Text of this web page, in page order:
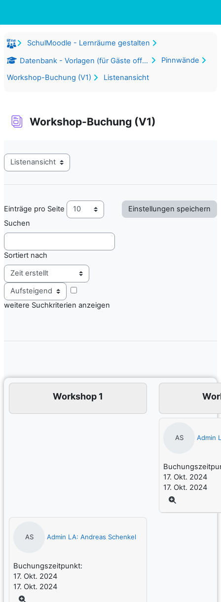
SchulMoodle - Lernräume gestalten
Datenbank - Vorlagen (für Gäste offen)
Pinnwände
Workshop-Buchung (V1)
Listenansicht
Workshop-Buchung (V1)
Modus Tertiärnavigation anzeigen
Einträge pro Seite
Suchen
Sortiert nach
weitere Suchkriterien anzeigen
Workshop 1
AS Admin
17. Okt. 2024
17. Okt. 2024
AS Admin LA: Andreas Schenkel
Buchungszeitpunkt:
17. Okt. 2024
17. Okt. 2024